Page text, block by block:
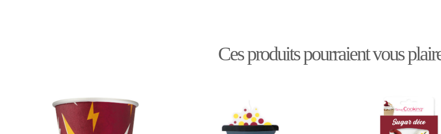
Ces produits pourraient vous